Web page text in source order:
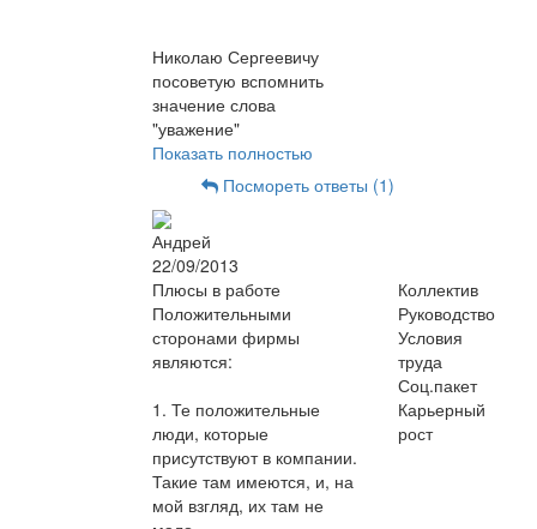
Николаю Сергеевичу
посоветую вспомнить
значение слова
"уважение"
Показать полностью
Посмореть ответы (1)
Андрей
22/09/2013
Плюсы в работе
Положительными
сторонами фирмы
являются:
1. Те положительные
люди, которые
присутствуют в компании.
Такие там имеются, и, на
мой взгляд, их там не
Коллектив
Руководство
Условия
труда
Соц.пакет
Карьерный
рост